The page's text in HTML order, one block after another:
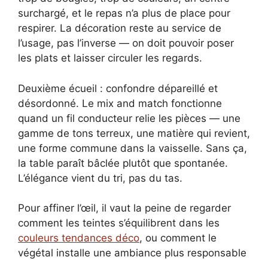
surchargé, et le repas n’a plus de place pour
respirer. La décoration reste au service de
l’usage, pas l’inverse — on doit pouvoir poser
les plats et laisser circuler les regards.
Deuxième écueil : confondre dépareillé et
désordonné. Le mix and match fonctionne
quand un fil conducteur relie les pièces — une
gamme de tons terreux, une matière qui revient,
une forme commune dans la vaisselle. Sans ça,
la table paraît bâclée plutôt que spontanée.
L’élégance vient du tri, pas du tas.
Pour affiner l’œil, il vaut la peine de regarder
comment les teintes s’équilibrent dans les
couleurs tendances déco, ou comment le
végétal installe une ambiance plus responsable